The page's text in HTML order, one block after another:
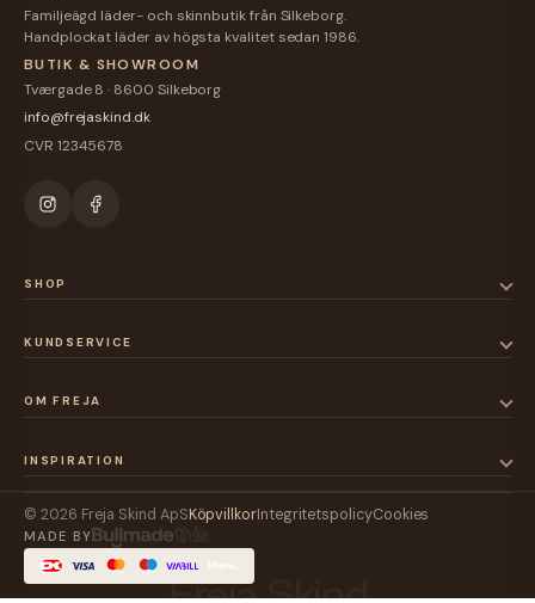
Familjeägd läder- och skinnbutik från Silkeborg.
Handplockat läder av högsta kvalitet sedan 1986.
BUTIK & SHOWROOM
Tværgade 8 · 8600 Silkeborg
info@frejaskind.dk
CVR 12345678
SHOP
KUNDSERVICE
OM FREJA
INSPIRATION
© 2026 Freja Skind ApSKöpvillkorIntegritetspolicyCookies
MADE BY
Freja Skind